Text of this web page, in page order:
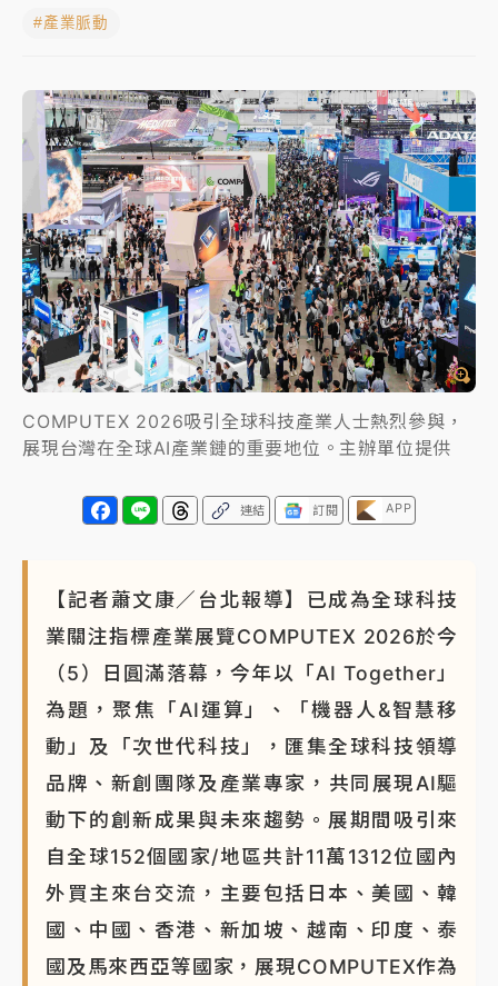
「好事多磨」
至2個月低
「白海豚」雨炸新北！通報109件災情 侯友宜揭這類災
損最多
白海豚挾豪雨狂炸新北！時雨量破百毫米 水塔、雨棚
砸落毀車
#產業脈動
COMPUTEX 2026吸引全球科技產業人士熱烈參與，
展現台灣在全球AI產業鏈的重要地位。主辦單位提供
連結 訂閱 APP
【記者蕭文康／台北報導】已成為全球科技
業關注指標產業展覽COMPUTEX 2026於今
（5）日圓滿落幕，今年以「AI Together」
為題，聚焦「AI運算」、「機器人&智慧移
動」及「次世代科技」，匯集全球科技領導
品牌、新創團隊及產業專家，共同展現AI驅
動下的創新成果與未來趨勢。展期間吸引來
自全球152個國家/地區共計11萬1312位國內
外買主來台交流，主要包括日本、美國、韓
國、中國、香港、新加坡、越南、印度、泰
國及馬來西亞等國家，展現COMPUTEX作為